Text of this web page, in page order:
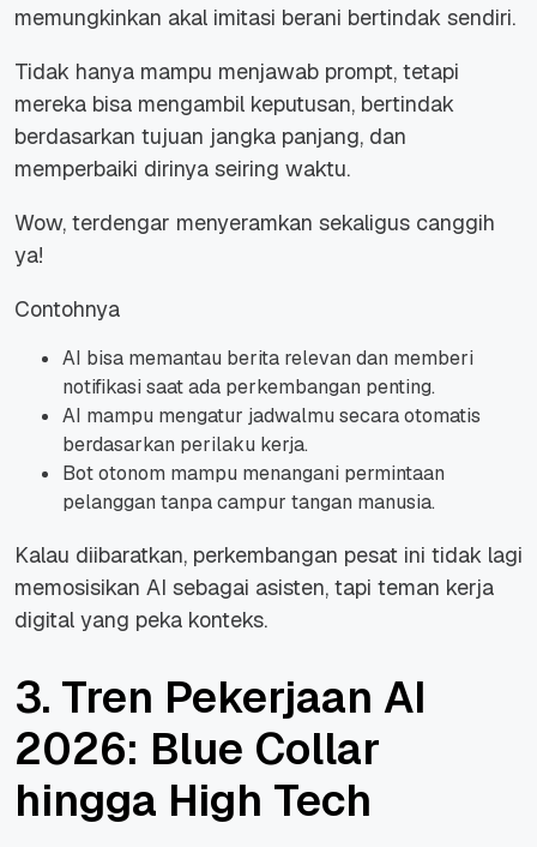
memungkinkan akal imitasi berani bertindak sendiri.
Tidak hanya mampu menjawab prompt, tetapi
mereka bisa mengambil keputusan, bertindak
berdasarkan tujuan jangka panjang, dan
memperbaiki dirinya seiring waktu.
Wow, terdengar menyeramkan sekaligus canggih
ya!
Contohnya
AI bisa memantau berita relevan dan memberi
notifikasi saat ada perkembangan penting.
AI mampu mengatur jadwalmu secara otomatis
berdasarkan perilaku kerja.
Bot otonom mampu menangani permintaan
pelanggan tanpa campur tangan manusia.
Kalau diibaratkan, perkembangan pesat ini tidak lagi
memosisikan AI sebagai asisten, tapi teman kerja
digital yang peka konteks.
3. Tren Pekerjaan AI
2026: Blue Collar
hingga High Tech